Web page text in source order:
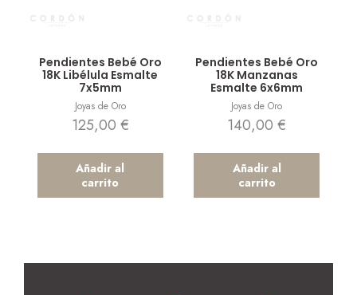
Pendientes Bebé Oro
18K Libélula Esmalte
7x5mm
Joyas de Oro
125,00 €
Añadir al
carrito
Pendientes Bebé Oro
18K Manzanas
Esmalte 6x6mm
Joyas de Oro
140,00€
Añadir al
carrito